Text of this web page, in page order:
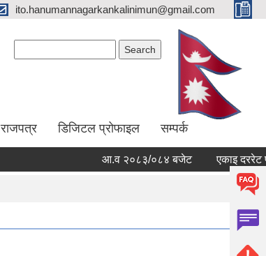
ito.hanumannagarkankalinimun@gmail.com
राजपत्र डिजिटल प्रोफाइल सम्पर्क
आ.व २०८३/०८४ बजेट एकाइ दररेट